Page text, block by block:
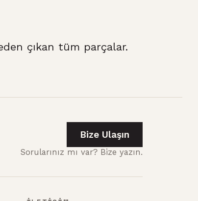
çıkan tüm parçalar.
Bize Ulaşın
Sorularınız mı var? Bize yazın.